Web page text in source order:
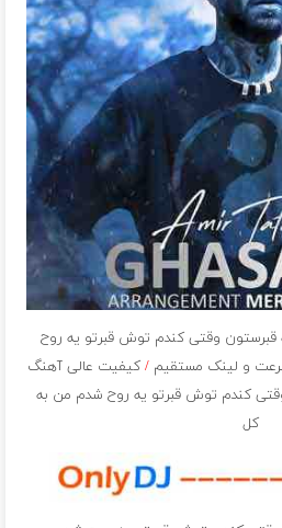
وقتی کندم توش قبرتو یه روح
و لینک مستقیم/ کیفیت عالی آهنگ
کندم توش قبرتو یه روح شدم من به
کل